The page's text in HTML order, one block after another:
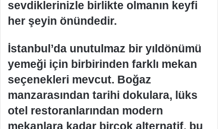
sevdiklerinizle birlikte olmanın keyfi
her şeyin önündedir.
İstanbul’da unutulmaz bir yıldönümü
yemeği için birbirinden farklı mekan
seçenekleri mevcut. Boğaz
manzarasından tarihi dokulara, lüks
otel restoranlarından modern
mekanlara kadar birçok alternatif, bu